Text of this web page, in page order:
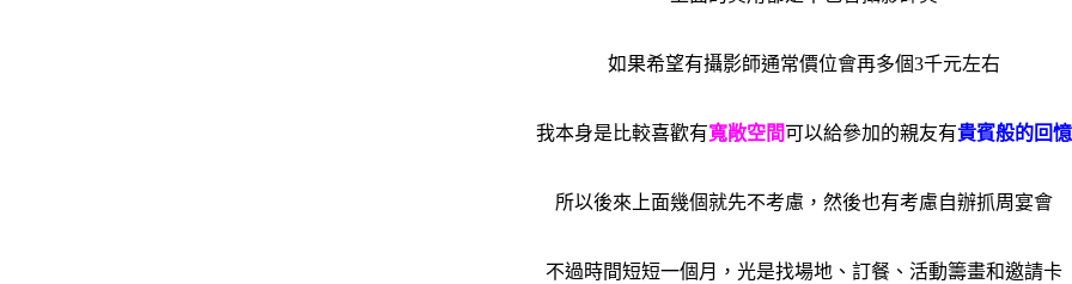
如果希望有攝影師通常價位會再多個3千元左右
我本身是比較喜歡有寬敞空間可以給參加的親友有貴賓般的回憶
所以後來上面幾個就先不考慮，然後也有考慮自辦抓周宴會
不過時間短短一個月，光是找場地、訂餐、活動籌畫和邀請卡